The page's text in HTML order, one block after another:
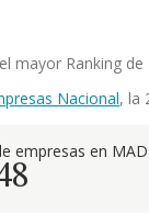
mayor Ranking de
Nacional, la
empresas en